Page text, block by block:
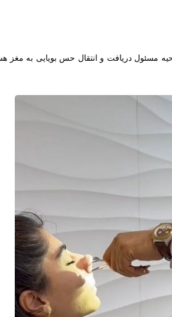
مسئول دریافت و انتقال حس بویایی به مغز